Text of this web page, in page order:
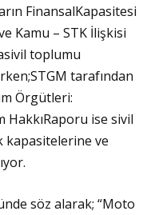
FinansalKapasitesi
Kamu – STK İlişkisi
toplumu
tarafından
Örgütleri:
HakkıRaporu ise sivil
ve
söz alarak; “Moto